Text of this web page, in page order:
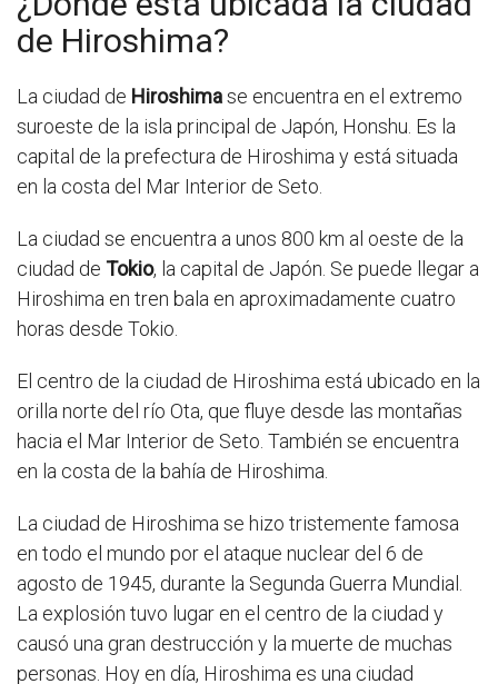
de Hiroshima?
La ciudad de Hiroshimase encuentra en el extremo
suroeste de la isla principal de Japón, Honshu. Es la
capital de la prefectura de Hiroshima y está situada
en la costa del Mar Interior de Seto.
La ciudad se encuentra a unos 800 km al oeste de la
ciudad de Tokio, la capital de Japón. Se puede llegar a
Hiroshima en tren bala en aproximadamente cuatro
horas desde Tokio.
El centro de la ciudad de Hiroshima está ubicado en la
orilla norte del río Ota, que fluye desde las montañas
hacia el Mar Interior de Seto. También se encuentra
en la costa de la bahía de Hiroshima.
La ciudad de Hiroshima se hizo tristemente famosa
en todo el mundo por el ataque nuclear del 6 de
agosto de 1945, durante la Segunda Guerra Mundial.
La explosión tuvo lugar en el centro de la ciudad y
causó una gran destrucción y la muerte de muchas
personas. Hoy en día, Hiroshima es una ciudad